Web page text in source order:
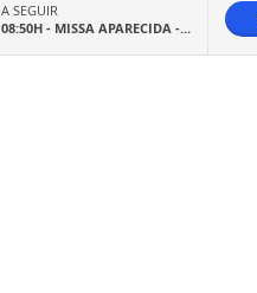
A SEGUIR
08:50H - MISSA APARECIDA -...